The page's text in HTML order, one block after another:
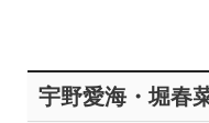
宇野愛海・堀春